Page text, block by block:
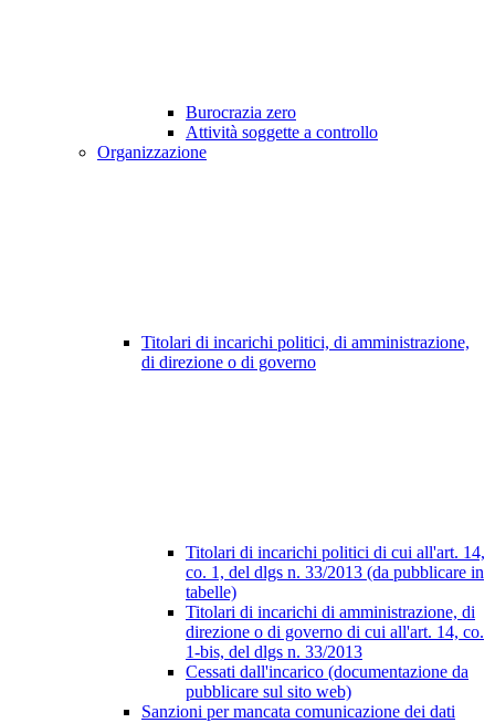
Burocrazia zero
Attività soggette a controllo
Organizzazione
Titolari di incarichi politici, di amministrazione,
di direzione o di governo
Titolari di incarichi politici di cui all'art. 14,
co. 1, del dlgs n. 33/2013 (da pubblicare in
tabelle)
Titolari di incarichi di amministrazione, di
direzione o di governo di cui all'art. 14, co.
1-bis, del dlgs n. 33/2013
Cessati dall'incarico (documentazione da
pubblicare sul sito web)
Sanzioni per mancata comunicazione dei dati